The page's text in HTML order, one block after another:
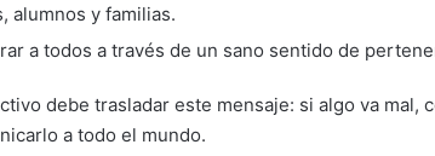
alumnos y familias.
a todos a través de un sano sentido de
debe trasladar este mensaje: si algo va mal,
a todo el mundo.